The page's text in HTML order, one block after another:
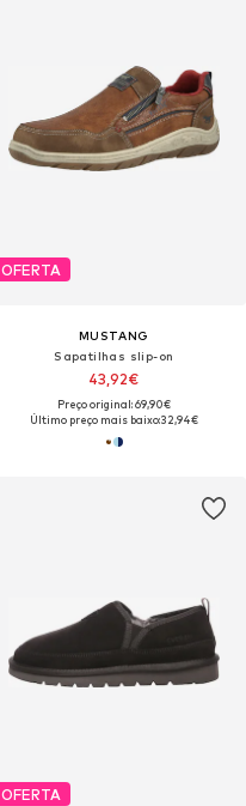
OFERTA
MUSTANG
Sapatilhas slip-on
43,92€
Preço original: 69,90€
Último preço mais baixo:32,94€
OFERTA